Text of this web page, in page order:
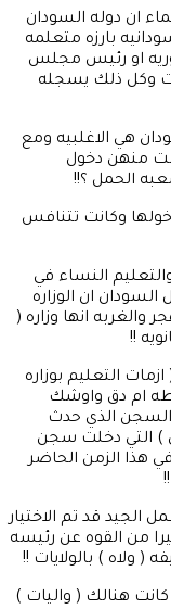
ان دوله السودان
امراه سودانيه بارزه متعلمه
او رئيس مجلس
وكل ذلك يسجله
هي الاغلبيه ومع
منهن دخول
الحمل ؟!!
وكانت تتنافس
النساء في
ان الوزاره
والغربه انها وزاره (
!!
التعليم بوزاره
ام دق واوشك
السجن الذي حدث
) التي دخلت سجن
هذا الزمن الحاضر
الجيد قد تم الاختيار
من القوه عن رئيسه
( ولاه ) بالولايات !!
كانت هنالك ( واليات )